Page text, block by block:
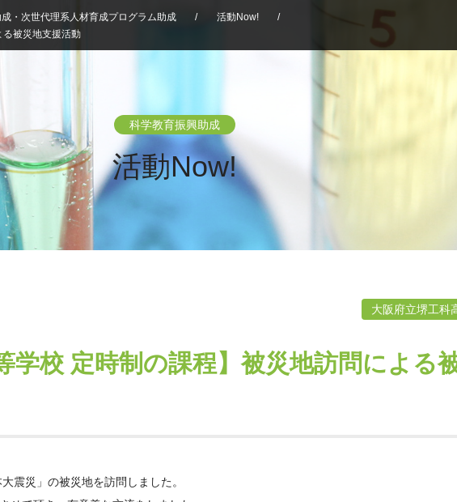
・次世代理系人材育成プログラム助成 / 活動Now!
/
る被災地支援活動
科学教育振興助成
活動Now!
大阪府立堺工科
学校 定時制の課程】被災地訪問による
震災」の被災地を訪問しました。